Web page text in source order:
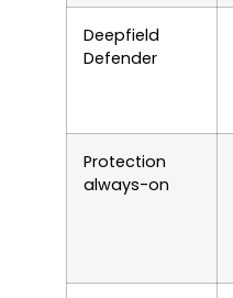
Deepfield
Defender
Protection
always-on